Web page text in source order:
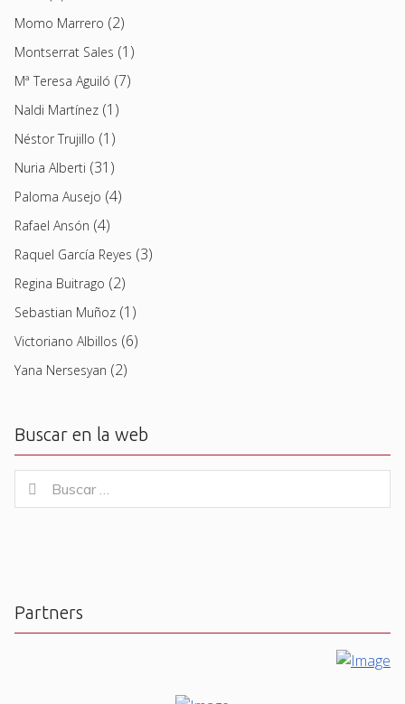
Momo Marrero (2)
Montserrat Sales (1)
Mª Teresa Aguiló (7)
Naldi Martínez (1)
Néstor Trujillo (1)
Nuria Alberti (31)
Paloma Ausejo (4)
Rafael Ansón (4)
Raquel García Reyes (3)
Regina Buitrago (2)
Sebastian Muñoz (1)
Victoriano Albillos (6)
Yana Nersesyan (2)
Buscar en la web
for:
Buscar
Partners